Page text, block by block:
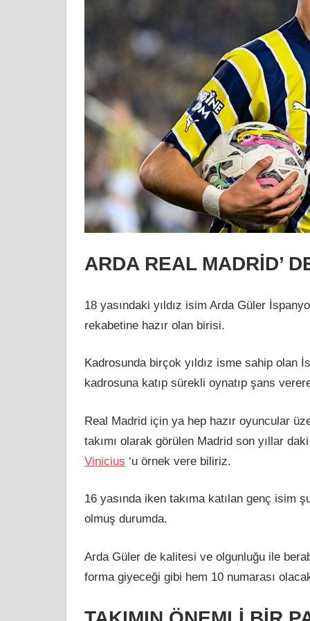
ARDA REAL MADRİD’
18 yasındaki yıldız isim Arda Güler
rekabetine hazır olan birisi.
Kadrosunda birçok yıldız isme sahip olan
kadrosuna katıp sürekli oynatıp şans
Real Madrid için ya hep hazır oyuncular
takımı olarak görülen Madrid son yıllar
Vinicius ‘u örnek vere biliriz.
16 yasında iken takıma katılan genç isim
olmuş durumda.
Arda Güler de kalitesi ve olgunluğu ile
forma giyeceği gibi hem 10 numarası